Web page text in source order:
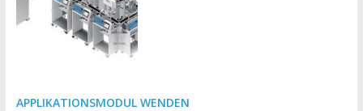
APPLIKATIONSMODUL WENDEN